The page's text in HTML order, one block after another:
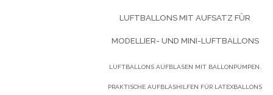
LUFTBALLONS MIT AUFSATZ FÜR
MODELLIER- UND MINI-LUFTBALLONS
LUFTBALLONS AUFBLASEN MIT BALLONPUMPEN.
PRAKTISCHE AUFBLASHILFEN FÜR LATEXBALLONS